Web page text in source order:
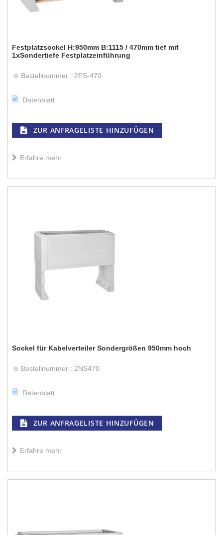
Festplatzsockel H:950mm B:1115 / 470mm tief mit
1xSondertiefe Festplatzeinführung
Bestellnummer : 2FS-470
Datenblatt
ZUR ANFRAGELISTE HINZUFÜGEN
Erfahre mehr
Sockel für Kabelverteiler Sondergrößen 950mm hoch
Bestellnummer : 2NS470
Datenblatt
ZUR ANFRAGELISTE HINZUFÜGEN
Erfahre mehr